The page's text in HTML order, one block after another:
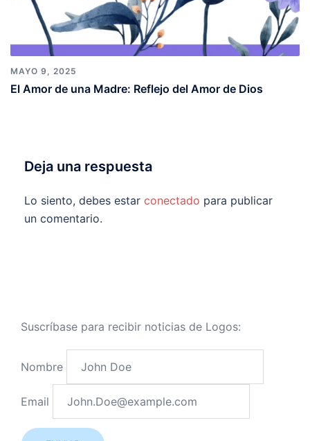
MAYO 9, 2025
El Amor de una Madre: Reflejo del Amor de Dios
Deja una respuesta
Lo siento, debes estar conectado para publicar
un comentario.
Suscríbase para recibir noticias de Logos:
Nombre
Email